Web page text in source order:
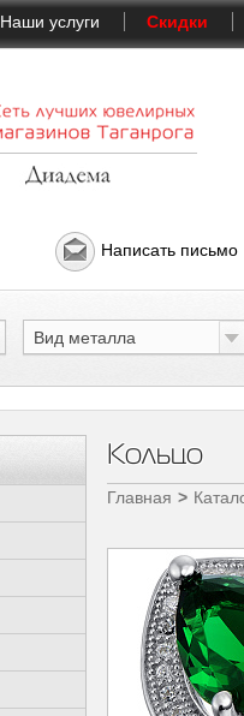
Наши услуги Скидки
Написать письмо
Вид металла
Кольцо
Главная